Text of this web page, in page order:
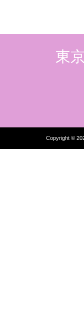
東
Copyright ©